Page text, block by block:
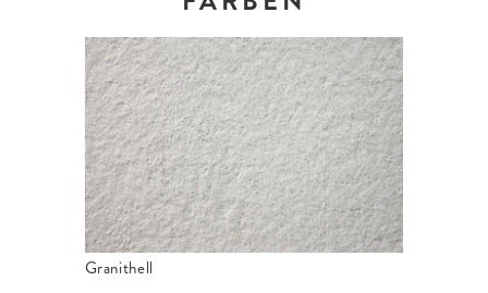
Granithell